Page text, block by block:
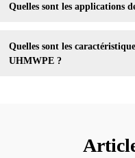
Quelles sont les applications
Quelles sont les
UHMWPE ?